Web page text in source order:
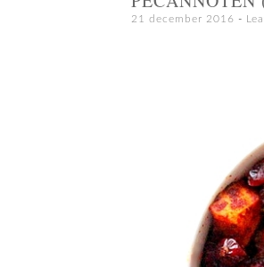
21 december 2016